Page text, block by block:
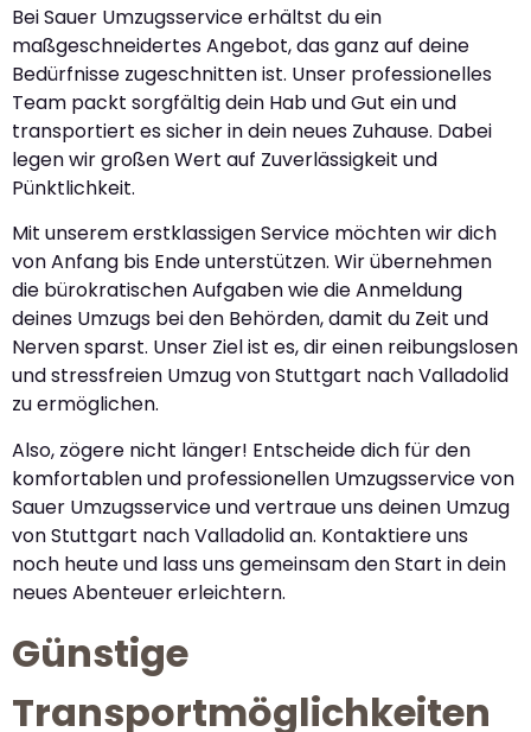
Bei Sauer Umzugsservice erhältst du ein
maßgeschneidertes Angebot, das ganz auf deine
Bedürfnisse zugeschnitten ist. Unser professionelles
Team packt sorgfältig dein Hab und Gut ein und
transportiert es sicher in dein neues Zuhause. Dabei
legen wir großen Wert auf Zuverlässigkeit und
Pünktlichkeit.
Mit unserem erstklassigen Service möchten wir dich
von Anfang bis Ende unterstützen. Wir übernehmen
die bürokratischen Aufgaben wie die Anmeldung
deines Umzugs bei den Behörden, damit du Zeit und
Nerven sparst. Unser Ziel ist es, dir einen reibungslosen
und stressfreien Umzug von Stuttgart nach Valladolid
zu ermöglichen.
Also, zögere nicht länger! Entscheide dich für den
komfortablen und professionellen Umzugsservice von
Sauer Umzugsservice und vertraue uns deinen Umzug
von Stuttgart nach Valladolid an. Kontaktiere uns
noch heute und lass uns gemeinsam den Start in dein
neues Abenteuer erleichtern.
Günstige
Transportmöglichkeiten